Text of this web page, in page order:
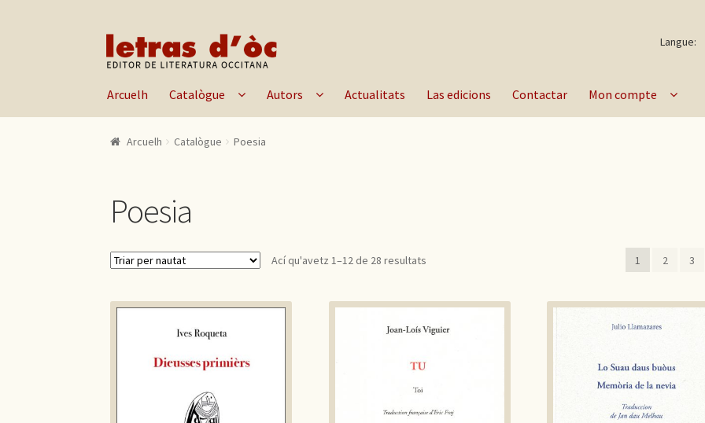
Skip to navigation
Skip to content Langue:
Arcuelh Catalògue Autors Actualitats Las edicions Contactar Mon compte
Arcuelh Catalògue Poesia
Poesia
Ací qu'avetz 1–12 de 28 resultats 1 2 3